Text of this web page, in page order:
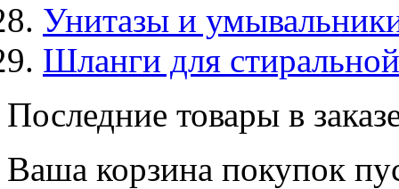
Унитазы и
Шланги для
Последние товары в
Ваша корзина покупок